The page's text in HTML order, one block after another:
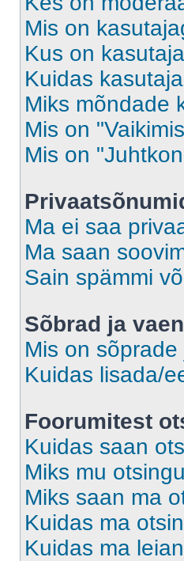
Mis on
Kus on
Kuidas
Miks mõndade
Mis on
Mis on
Ma ei saa
Ma saan
Sain spämmi
Sõbrad ja
Mis on
Kuidas lisada/
Foorumitest
Kuidas saan
Miks mu
Miks saan ma
Kuidas ma
Kuidas ma